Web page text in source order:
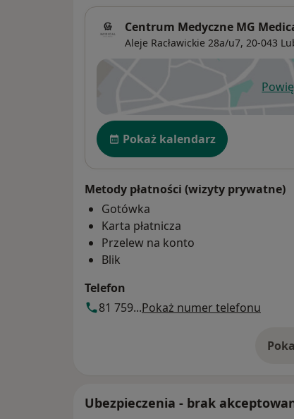
Centrum Medyczne MG
Aleje Racławickie 28a/u7, 20-043
Dostępność
Pokaż kalendarz
Metody płatności (wizyty prywatne)
Gotówka
Karta płatnicza
Przelew na konto
Blik
Telefon
81 759...Pokaż numer telefonu
Ubezpieczenia - brak